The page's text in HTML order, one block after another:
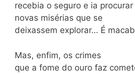
recebia o seguro e ia
novas misérias que se
deixassem explorar… É
Mas, enfim, os crimes
que a fome do ouro faz